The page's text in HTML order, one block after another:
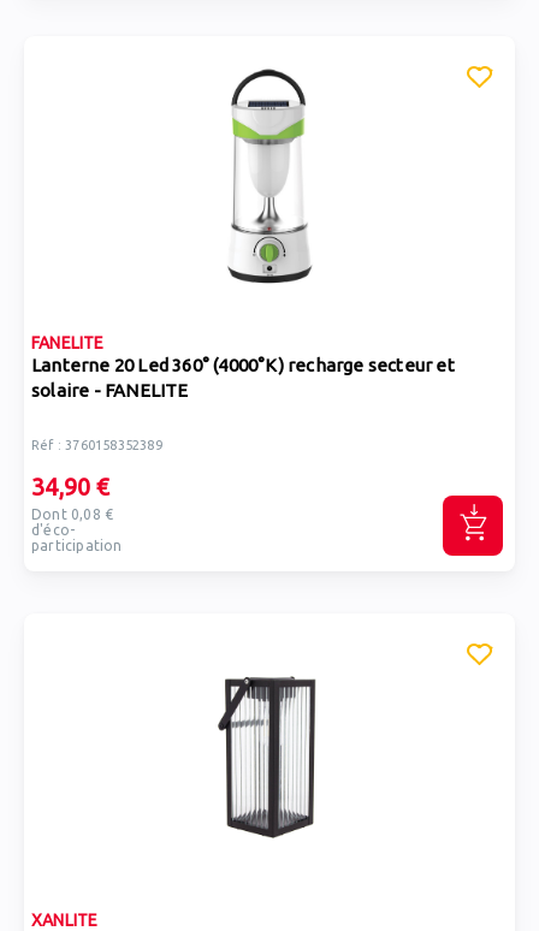
FANELITE
Lanterne 20 Led 360° (4000°K) recharge secteur et
solaire - FANELITE
Réf : 3760158352389
34,90 €
Dont 0,08 €
d'éco-
participation
XANLITE